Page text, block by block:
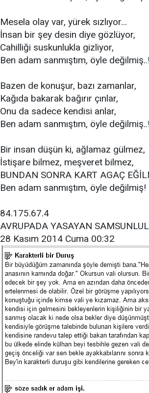
Mesela olay var, yürek sızlıyor...
İnsan bir şey desin diye gözlüyor,
Cahilliği suskunlukla gizliyor,
Ben adam sanmıştım, öyle değilmiş..!
Bazen de konuşur, bazı zamanlar,
Kağıda bakarak bağırır çınlar,
Onu da sadece kendisi anlar,
Ben adam sanmıştım, öyle değilmiş..!
Bir insan düşün ki, ağlamaz gülmez,
İstişare bilmez, meşveret bilmez,
BUNDAN SONRA KART AGAÇ
Ben adam sanmıştım, öyle değilmiş!
84.175.67.4
AVRUPADA YASAYAN
28 Kasım 2014 Cuma 00:32